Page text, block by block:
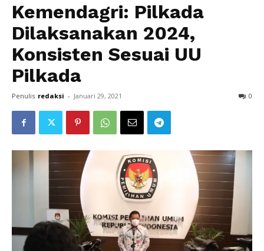
Kemendagri: Pilkada
Dilaksanakan 2024,
Konsisten Sesuai UU
Pilkada
Penulis redaksi - Januari 29, 2021 0